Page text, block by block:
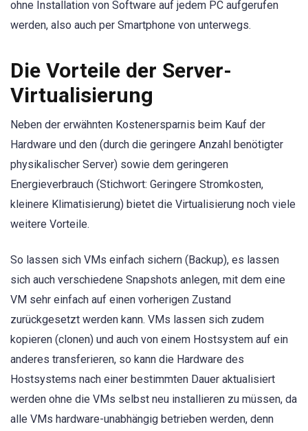
ohne Installation von Software auf jedem PC aufgerufen
werden, also auch per Smartphone von unterwegs.
Die Vorteile der Server-
Virtualisierung
Neben der erwähnten Kostenersparnis beim Kauf der
Hardware und den (durch die geringere Anzahl benötigter
physikalischer Server) sowie dem geringeren
Energieverbrauch (Stichwort: Geringere Stromkosten,
kleinere Klimatisierung) bietet die Virtualisierung noch viele
weitere Vorteile.
So lassen sich VMs einfach sichern (Backup), es lassen
sich auch verschiedene Snapshots anlegen, mit dem eine
VM sehr einfach auf einen vorherigen Zustand
zurückgesetzt werden kann. VMs lassen sich zudem
kopieren (clonen) und auch von einem Hostsystem auf ein
anderes transferieren, so kann die Hardware des
Hostsystems nach einer bestimmten Dauer aktualisiert
werden ohne die VMs selbst neu installieren zu müssen, da
alle VMs hardware-unabhängig betrieben werden, denn